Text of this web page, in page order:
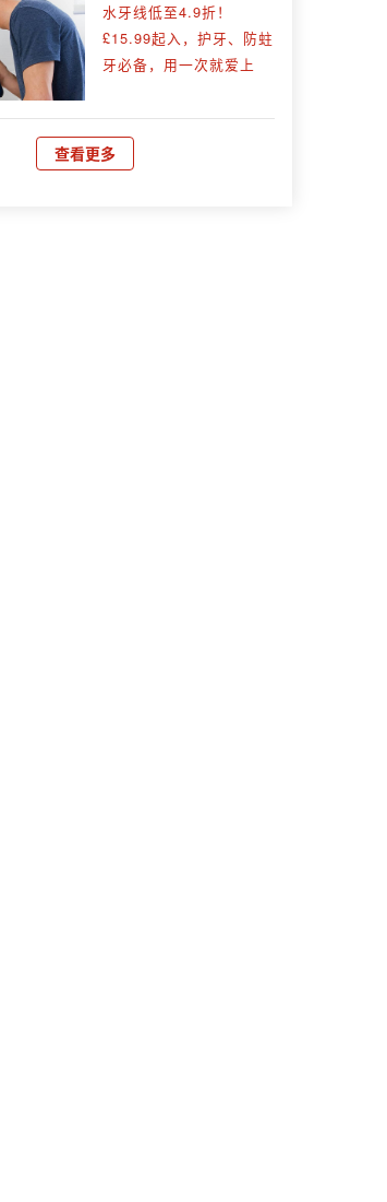
水牙线低至4.9折！
£15.99起入，护牙、防蛀
牙必备，用一次就爱上
查看更多